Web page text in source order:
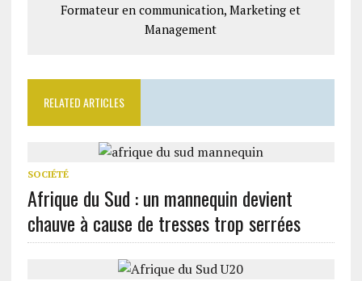
Formateur en communication, Marketing et
Management
RELATED ARTICLES
SOCIÉTÉ
Afrique du Sud : un mannequin devient
chauve à cause de tresses trop serrées